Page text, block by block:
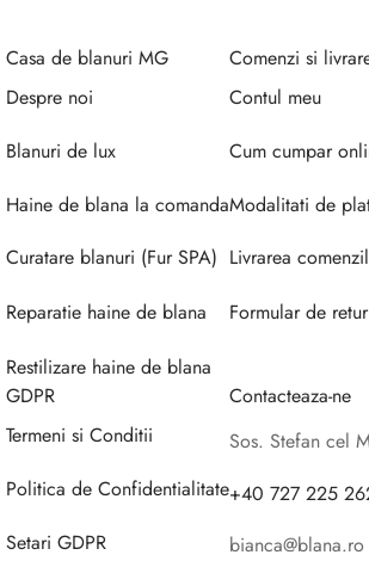
Casa de blanuri MG
Despre noi
Blanuri de lux
Haine de blana la comanda
Curatare blanuri (Fur SPA)
Reparatie haine de blana
Restilizare haine de blana
Comenzi si
Contul meu
Cum cumpar
Modalitati de
Livrarea
Formular de retur
GDPR
Termeni si Conditii
Politica de Confidentialitate
Setari GDPR
Contacteaza-ne
Sos. Stefan cel
+40 727 225
bianca@blana.ro